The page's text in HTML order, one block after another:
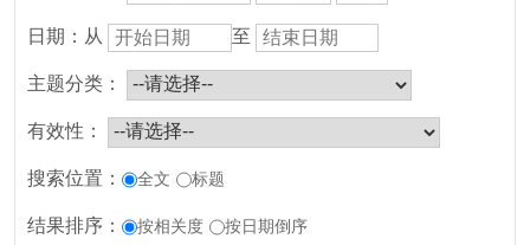
日期： 从 至
主题分类：
有效性：
搜索位置： 全文 标题
结果排序： 按相关度 按日期倒序